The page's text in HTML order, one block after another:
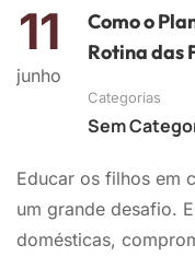
11
junho
Como o
Rotina das
Categorias
Sem
Educar os filhos em
um grande desafio.
domésticas,